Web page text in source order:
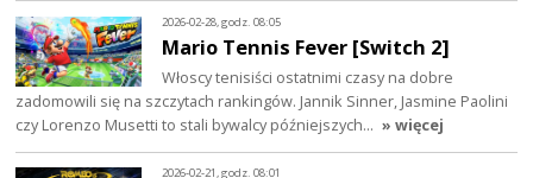
2026-02-28, godz. 08:05
Mario Tennis Fever [Switch 2]
Włoscy tenisiści ostatnimi czasy na dobre
zadomowili się na szczytach rankingów. Jannik Sinner, Jasmine Paolini
czy Lorenzo Musetti to stali bywalcy późniejszych… » więcej
2026-02-21, godz. 08:01